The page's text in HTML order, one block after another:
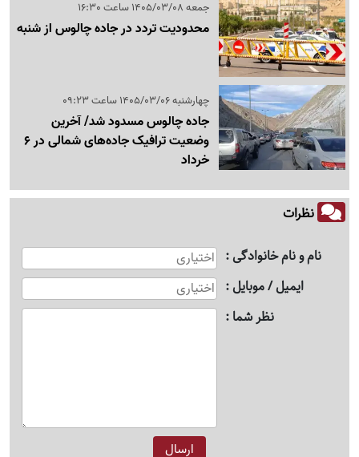
جمعه 1405/03/08 ساعت 16:30
محدودیت تردد در جاده چالوس از شنبه
چهارشنبه 1405/03/06 ساعت 09:23
جاده چالوس مسدود شد/ آخرین
وضعیت ترافیک جاده‌های شمالی در 6
خرداد
نظرات
نام و نام خانوادگی
ایمیل / موبایل
نظر شما